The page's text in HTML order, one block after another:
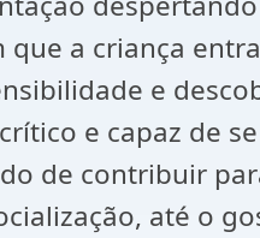
a criança
e
e capaz de
de contribuir
até o